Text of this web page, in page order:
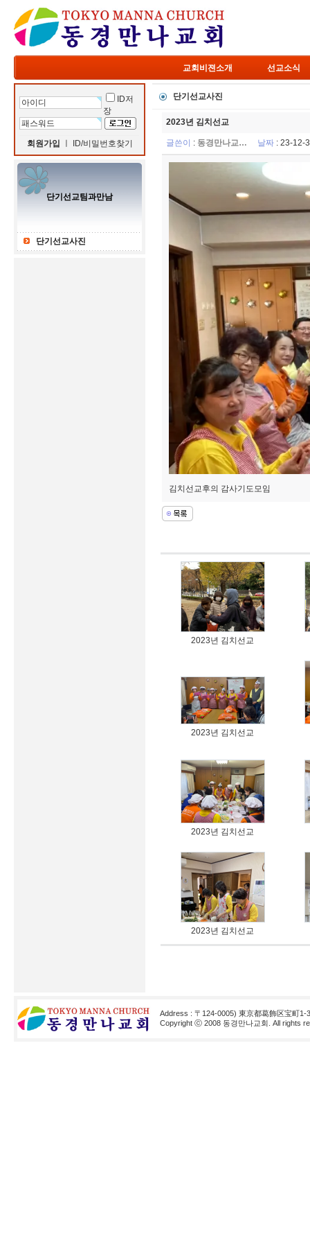
교회비젼소개 선교소식
ID저
장
회원가입 ID/비밀번호찾기
단기선교팀과만남
단기선교사진
단기선교사진
2023년 김치선교
글쓴이 : 동경만나교… 날짜: 23-
김치선교후의 감사기도모임
2023년 김치선교
2023년 김치선교
2023년 김치선교
2023년 김치선교
Address : 〒124-0005) 東京都葛飾区宝町1-
Copyright ⓒ 2008 동경만나교회. All rights